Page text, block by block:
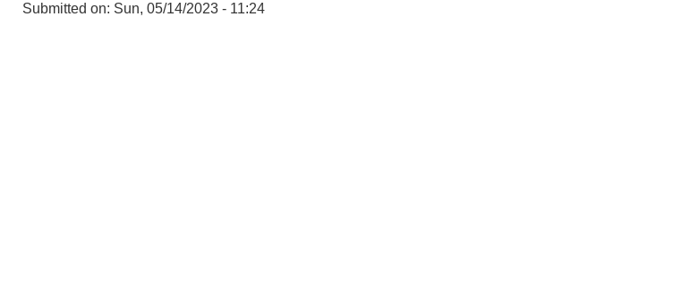
Submitted on: Sun, 05/14/2023 - 11:24